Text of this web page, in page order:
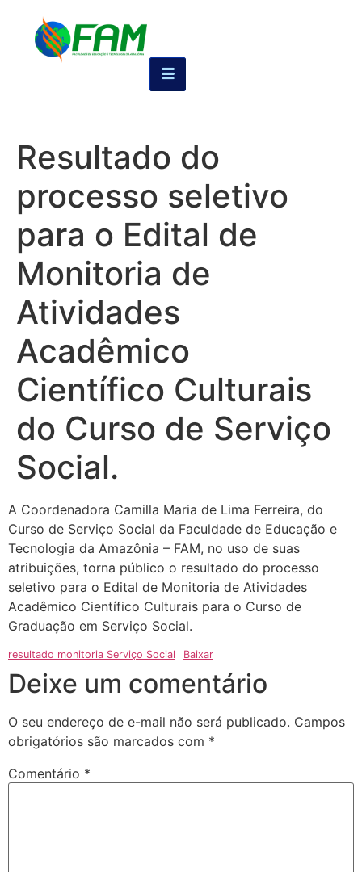
Resultado do
processo seletivo
para o Edital de
Monitoria de
Atividades
Acadêmico
Científico Culturais
do Curso de Serviço
Social.
A Coordenadora Camilla Maria de Lima Ferreira, do
Curso de Serviço Social da Faculdade de Educação e
Tecnologia da Amazônia – FAM, no uso de suas
atribuições, torna público o resultado do processo
seletivo para o Edital de Monitoria de Atividades
Acadêmico Científico Culturais para o Curso de
Graduação em Serviço Social.
resultado monitoria Serviço Social Baixar
Deixe um comentário
O seu endereço de e-mail não será publicado. Campos
obrigatórios são marcados com *
Comentário *